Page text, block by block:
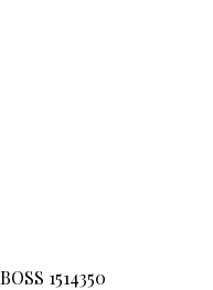
BOSS 1514350